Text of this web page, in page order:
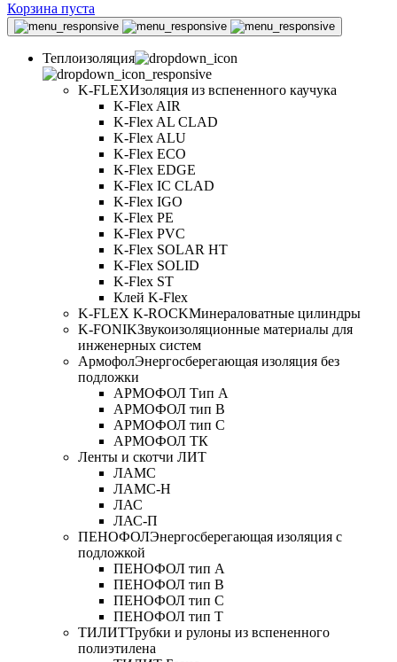
Корзина пуста
Теплоизоляция
K-FLEXИзоляция из вспененного каучука
K-Flex AIR
K-Flex AL CLAD
K-Flex ALU
K-Flex ECO
K-Flex EDGE
K-Flex IC CLAD
K-Flex IGO
K-Flex PE
K-Flex PVC
K-Flex SOLAR HT
K-Flex SOLID
K-Flex ST
Клей K-Flex
K-FLEX K-ROCKМинераловатные цилиндры
K-FONIKЗвукоизоляционные материалы для
инженерных систем
АрмофолЭнергосберегающая изоляция без
подложки
АРМОФОЛ Тип А
АРМОФОЛ тип В
АРМОФОЛ тип C
АРМОФОЛ ТК
Ленты и скотчи ЛИТ
ЛАМС
ЛАМС-Н
ЛАС
ЛАС-П
ПЕНОФОЛЭнергосберегающая изоляция с
подложкой
ПЕНОФОЛ тип А
ПЕНОФОЛ тип B
ПЕНОФОЛ тип C
ПЕНОФОЛ тип T
ТИЛИТТрубки и рулоны из вспененного
полиэтилена